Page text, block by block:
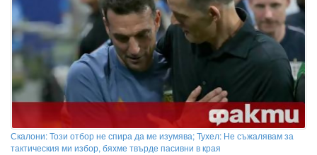
Скалони: Този отбор не спира да ме изумява; Тухел: Не съжалявам за
тактическия ми избор, бяхме твърде пасивни в края